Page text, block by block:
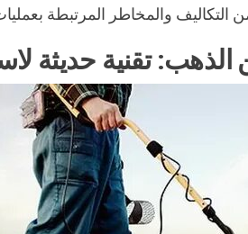
التكاليف والمخاطر المرتبطة
الذهب: تقنية حديثة